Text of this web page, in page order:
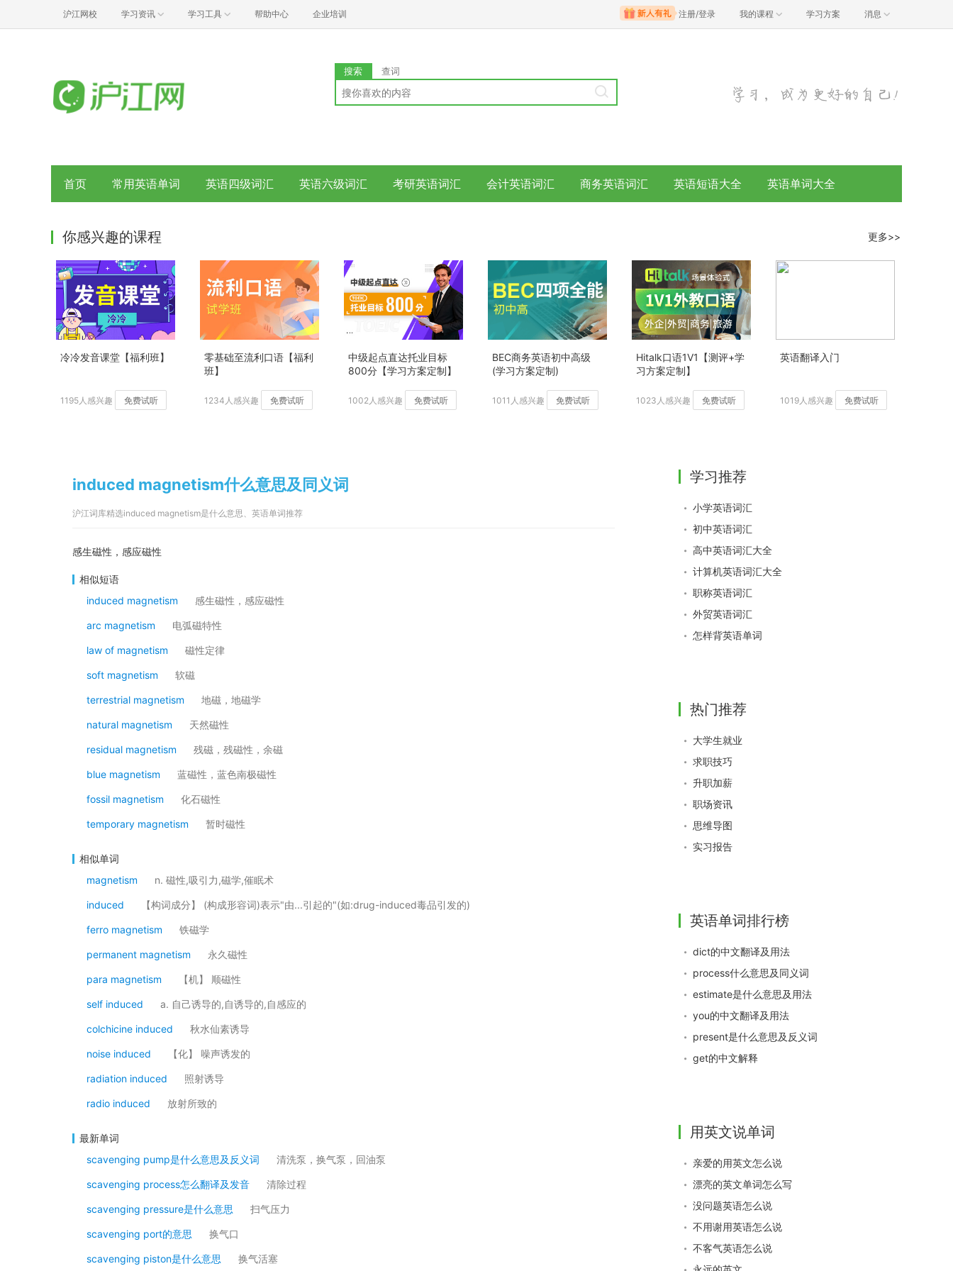
沪江网校 学习资讯 学习工具 帮助中心 企业培训 注册/登录 我的课程 学习方案 消息
搜索 查词
首页 常用英语单词 英语四级词汇 英语六级词汇 考研英语词汇 会计英语词汇 商务英语词汇 英语短语大全 英语单词大全
你感兴趣的课程 更多>>
冷冷发音课堂【福利班】
1195人感兴趣 免费试听
零基础至流利口语【福利
班】
1234人感兴趣 免费试听
中级起点直达托业目标
800分【学习方案定制】
1002人感兴趣 免费试听
BEC商务英语初中高级
(学习方案定制)
1011人感兴趣 免费试听
Hitalk口语1V1【测评+学
习方案定制】
1023人感兴趣 免费试听
英语翻译入门
1019人感兴趣 免费试听
induced magnetism什么意思及同义词
沪江词库精选induced magnetism是什么意思、英语单词推荐
感生磁性，感应磁性
相似短语
induced magnetism
感生磁性，感应磁性
arc magnetism 电弧磁特性
law of magnetism 磁性定律
soft magnetism 软磁
terrestrial magnetism 地磁，地磁学
natural magnetism 天然磁性
residual magnetism 残磁，残磁性，余磁
blue magnetism 蓝磁性，蓝色南极磁性
fossil magnetism 化石磁性
temporary magnetism 暂时磁性
相似单词
magnetism
n. 磁性,吸引力,磁学,催眠术
induced 【构词成分】 (构成形容词)表示"由...引起的"(如:drug-induced毒品引发的)
ferro magnetism 铁磁学
permanent magnetism 永久磁性
para magnetism 【机】 顺磁性
self induced a. 自己诱导的,自诱导的,自感应的
colchicine induced 秋水仙素诱导
noise induced 【化】 噪声诱发的
radiation induced 照射诱导
radio induced 放射所致的
最新单词
scavenging pump是什么意思及反义词
清洗泵，换气泵，回油泵
scavenging process怎么翻译及发音 清除过程
scavenging pressure是什么意思 扫气压力
scavenging port的意思 换气口
scavenging piston是什么意思 换气活塞
学习推荐
小学英语词汇
初中英语词汇
高中英语词汇大全
计算机英语词汇大全
职称英语词汇
外贸英语词汇
怎样背英语单词
热门推荐
大学生就业
求职技巧
升职加薪
职场资讯
思维导图
实习报告
英语单词排行榜
dict的中文翻译及用法
process什么意思及同义词
estimate是什么意思及用法
you的中文翻译及用法
present是什么意思及反义词
get的中文解释
用英文说单词
亲爱的用英文怎么说
漂亮的英文单词怎么写
没问题英语怎么说
不用谢用英语怎么说
不客气英语怎么说